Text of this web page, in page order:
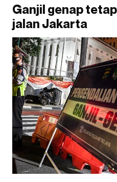
Ganjil genap
jalan Jakarta